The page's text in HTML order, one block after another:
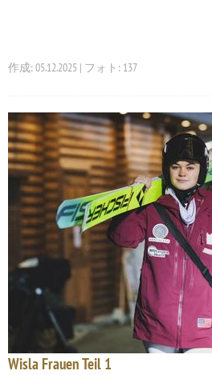
作成: 05.12.2025 | フォト: 137
Wisla Frauen Teil 1